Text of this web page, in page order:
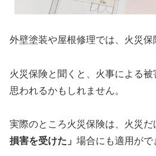
外壁塗装や屋根修理では、火災保
火災保険と聞くと、火事による
思われるかもしれません。
実際のところ火災保険は、火災だ
損害を受けた」 場合にも適用がで